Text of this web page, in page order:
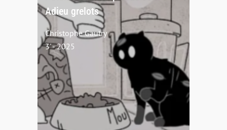
Adieu grelots
Christophe Gautry
3' - 2025